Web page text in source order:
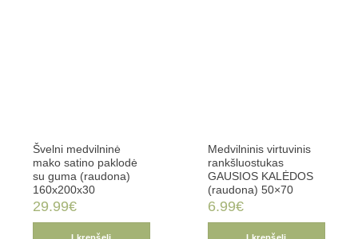
Švelni medvilninė
mako satino paklodė
su guma (raudona)
160x200x30
29.99€
Medvilninis virtuvinis
rankšluostukas
GAUSIOS KALĖDOS
(raudona) 50×70
6.99€